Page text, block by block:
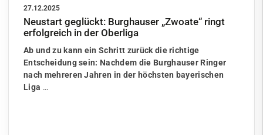
27.12.2025
Neustart geglückt: Burghauser „Zwoate“ ringt
erfolgreich in der Oberliga
Ab und zu kann ein Schritt zurück die richtige
Entscheidung sein: Nachdem die Burghauser Ringer
nach mehreren Jahren in der höchsten bayerischen
Liga …